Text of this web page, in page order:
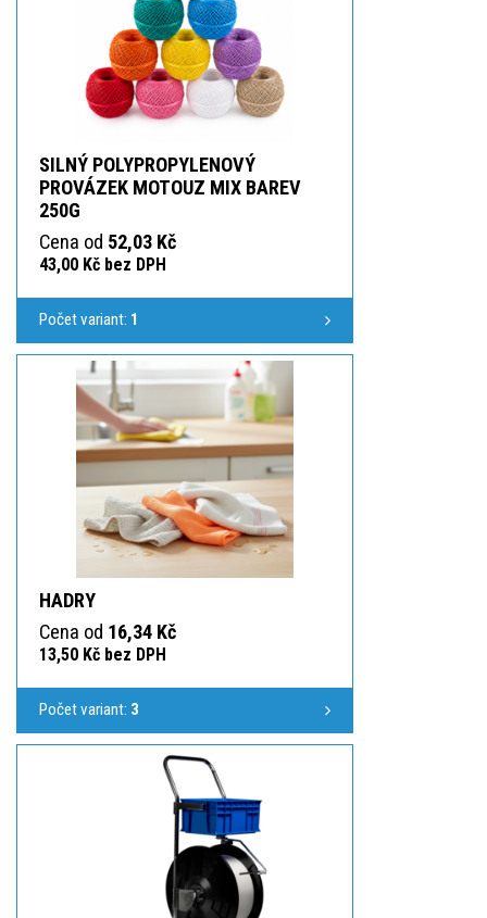
SILNÝ POLYPROPYLENOVÝ
PROVÁZEK MOTOUZ MIX BAREV
250G
Cena od 52,03 Kč
43,00 Kč bez DPH
Počet variant: 1
HADRY
Cena od 16,34 Kč
13,50 Kč bez DPH
Počet variant: 3